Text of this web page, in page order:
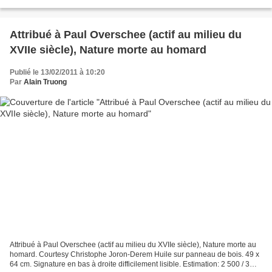
Attribué à Paul Overschee (actif au milieu du
XVIIe siècle), Nature morte au homard
Publié le 13/02/2011 à 10:20
Par Alain Truong
Attribué à Paul Overschee (actif au milieu du XVIIe siècle), Nature morte au
homard. Courtesy Christophe Joron-Derem Huile sur panneau de bois. 49 x
64 cm. Signature en bas à droite difficilement lisible. Estimation: 2 500 / 3